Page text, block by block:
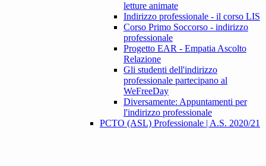
letture animate
Indirizzo professionale - il corso LIS
Corso Primo Soccorso - indirizzo
professionale
Progetto EAR - Empatia Ascolto
Relazione
Gli studenti dell'indirizzo
professionale partecipano al
WeFreeDay
Diversamente: Appuntamenti per
l'indirizzo professionale
PCTO (ASL) Professionale | A.S. 2020/21